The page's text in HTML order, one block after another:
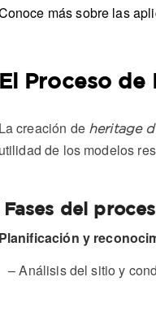
más sobre las
El Proceso de
La creación de heritage
utilidad de los modelos
Fases del
Planificación y
– Análisis del sitio y